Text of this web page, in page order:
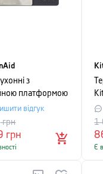
з
платформою
Measuring,
відгук
грн
грн 1
Є